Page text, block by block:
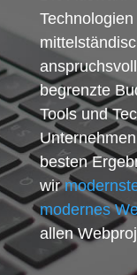
begrenzte
Tools und
besten
wir
modernes
allen